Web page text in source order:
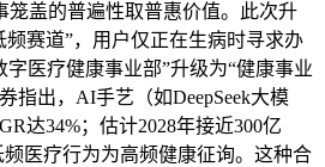
笼盖的普遍性取普惠价值。此次升
赛道”，用户仅正在生病时寻求办
医疗健康事业部”升级为“健康事业
指出，AI手艺（如DeepSeek大模
达34%；估计2028年接近300亿
医疗行为为高频健康征询。这种合